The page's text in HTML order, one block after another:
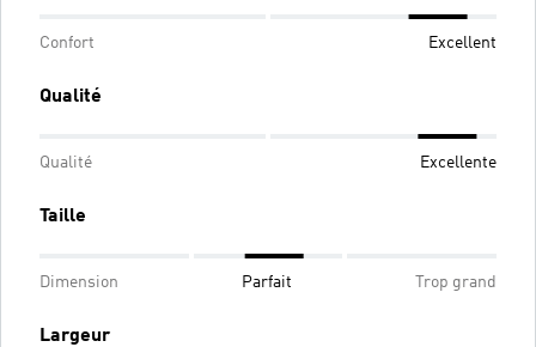
Confort Excellent
Qualité
Qualité Excellente
Taille
Dimension Parfait Trop grand
Largeur